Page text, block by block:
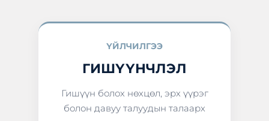
ҮЙЛЧИЛГЭЭ
ГИШҮҮНЧЛЭЛ
Гишүүн болох нөхцөл, эрх үүрэг
болон давуу талуудын талаарх